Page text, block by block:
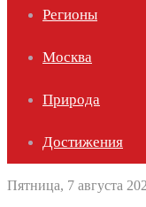
Регионы
Москва
Природа
Достижения
Пятница, 7 августа